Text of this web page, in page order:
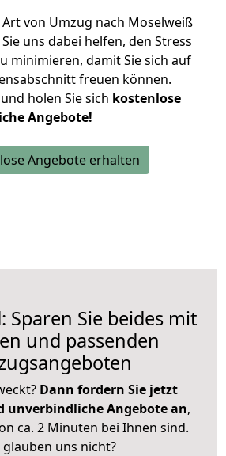
von Umzug nach Moselweiß
uns dabei helfen, den Stress
minimieren, damit Sie sich auf
freuen können.
holen Sie sich kostenlose
Angebote!
Angebote erhalten
Sparen Sie beides mit
und passenden
Dann fordern Sie jetzt
unverbindliche Angebote an,
ca. 2 Minuten bei Ihnen sind.
glauben uns nicht?